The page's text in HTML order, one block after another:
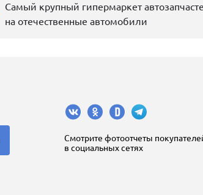
Самый крупный гипермаркет
на отечественные автомобили
Cмотрите фотоотчеты
в социальных сетях